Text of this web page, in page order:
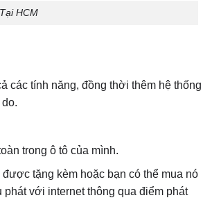
HCM
các tính năng, đồng thời thêm hệ thống
trong ô tô của mình.
tặng kèm hoặc bạn có thể mua nó
với internet thông qua điểm phát